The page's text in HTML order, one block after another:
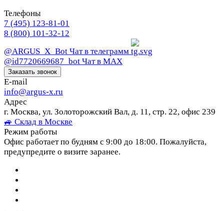
Телефоны
7 (495) 123-81-01
8 (800) 101-32-12
@ARGUS_X_Bot Чат в телеграмм
@id7720669687_bot Чат в МАХ
Заказать звонок
E-mail
info@argus-x.ru
Адрес
г. Москва, ул. Золоторожский Вал, д. 11, стр. 22, офис 239
🚙 Склад в Москве
Режим работы
Офис работает по будням с 9:00 до 18:00. Пожалуйста,
предупредите о визите заранее.